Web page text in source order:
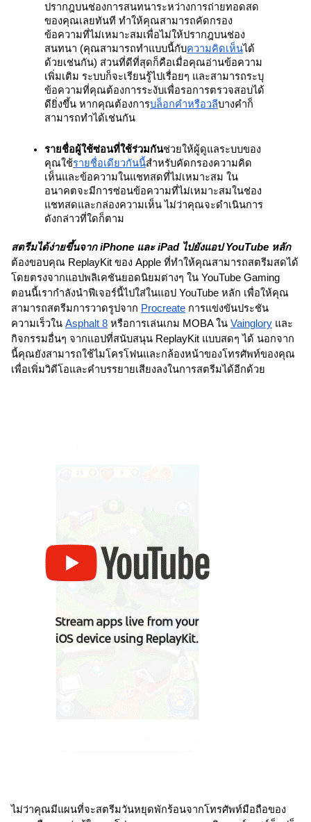
ปรากฎบนช่องการสนทนาระหว่างการถ่ายทอดสด
ของคุณเลยทันที ทำให้คุณสามารถคัดกรอง
ข้อความที่ไม่เหมาะสมเพื่อไม่ให้ปรากฎบนช่อง
สนทนา (คุณสามารถทำแบบนี้กับความคิดเห็นได้
ด้วยเช่นกัน) ส่วนที่ดีที่สุดก็คือเมื่อคุณอ่านข้อความ
เพิ่มเติม ระบบก็จะเรียนรู้ไปเรื่อยๆ และสามารถระบุ
ข้อความที่คุณต้องการระงับเพื่อรอการตรวจสอบได้
ดียิ่งขึ้น หากคุณต้องการบล็อกคำหรือวลีบางคำก็
สามารถทำได้เช่นกัน
รายชื่อผู้ใช้ซ่อนที่ใช้ร่วมกันช่วยให้ผู้ดูแลระบบของ
คุณใช้รายชื่อเดียวกันนี้สำหรับคัดกรองความคิด
เห็นและข้อความในแชทสดที่ไม่เหมาะสม ใน
อนาคตจะมีการซ่อนข้อความที่ไม่เหมาะสมในช่อง
แชทสดและกล่องความเห็น ไม่ว่าคุณจะดำเนินการ
ดังกล่าวที่ใดก็ตาม
สตรีมได้ง่ายขึ้นจาก iPhone และ iPad ไปยังแอป YouTube หลัก
ต้องขอบคุณ ReplayKit ของ Apple ที่ทำให้คุณสามารถสตรีมสดได้
โดยตรงจากแอปพลิเคชันยอดนิยมต่างๆ ใน YouTube Gaming
ตอนนี้เรากำลังนำฟีเจอร์นี้ไปใส่ในแอป YouTube หลัก เพื่อให้คุณ
สามารถสตรีมการวาดรูปจาก Procreate การแข่งขันประชัน
ความเร็วใน Asphalt 8 หรือการเล่นเกม MOBA ใน Vainglory และ
กิจกรรมอื่นๆ จากแอปที่สนับสนุน ReplayKit แบบสดๆ ได้ นอกจาก
นี้คุณยังสามารถใช้ไมโครโฟนและกล้องหน้าของโทรศัพท์ของคุณ
เพื่อเพิ่มวิดีโอและคำบรรยายเสียงลงในการสตรีมได้อีกด้วย
ไม่ว่าคุณมีแผนที่จะสตรีมวันหยุดพักร้อนจากโทรศัพท์มือถือของ